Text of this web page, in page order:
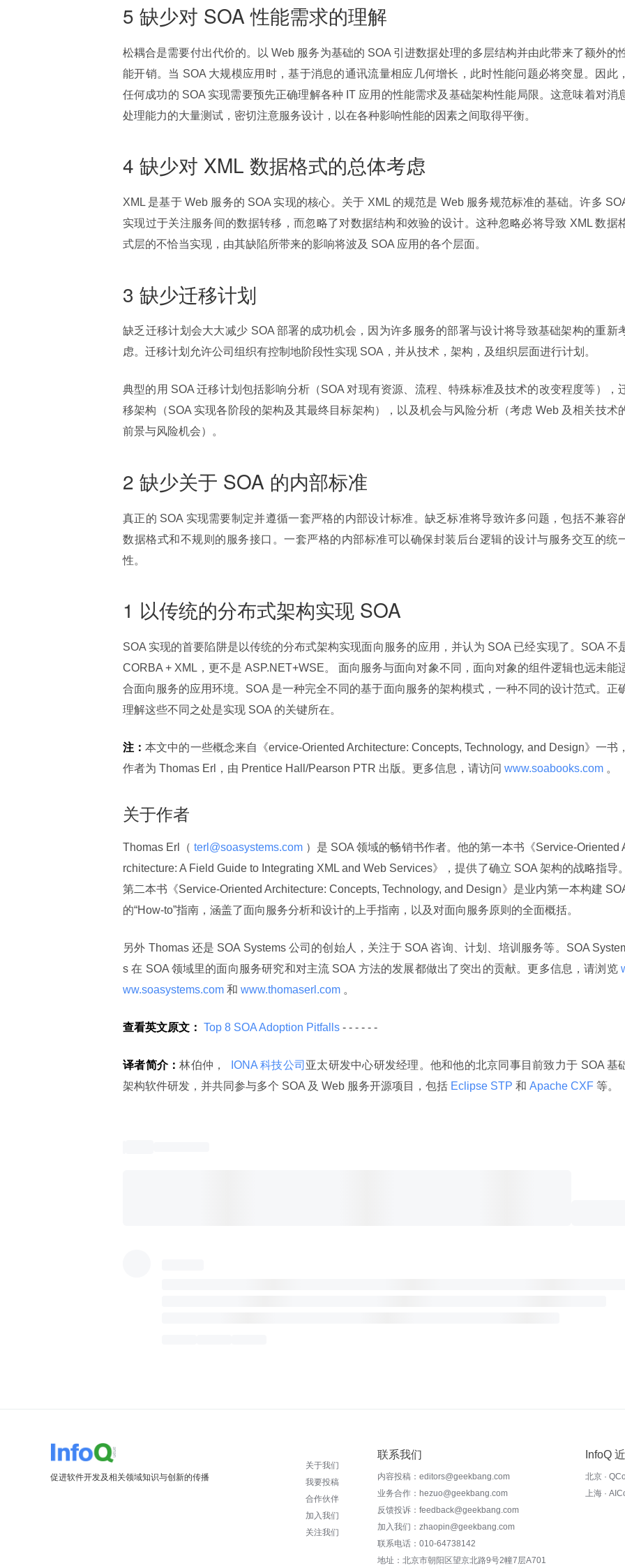
5 缺少对 SOA 性能需求的理解
松耦合是需要付出代价的。以 Web 服务为基础的 SOA 引进数据处理的多层结构并由此带来了额外的
能开销。当 SOA 大规模应用时，基于消息的通讯流量相应几何增长，此时性能问题必将突显。因此，
任何成功的 SOA 实现需要预先正确理解各种 IT 应用的性能需求及基础架构性能局限。这意味着对消
处理能力的大量测试，密切注意服务设计，以在各种影响性能的因素之间取得平衡。
4 缺少对 XML 数据格式的总体考虑
XML 是基于 Web 服务的 SOA 实现的核心。关于 XML 的规范是 Web 服务规范标准的基础。许多
实现过于关注服务间的数据转移，而忽略了对数据结构和效验的设计。这种忽略必将导致 XML 数据
式层的不恰当实现，由其缺陷所带来的影响将波及 SOA 应用的各个层面。
3 缺少迁移计划
缺乏迁移计划会大大减少 SOA 部署的成功机会，因为许多服务的部署与设计将导致基础架构的重新
虑。迁移计划允许公司组织有控制地阶段性实现 SOA，并从技术，架构，及组织层面进行计划。
典型的用 SOA 迁移计划包括影响分析（SOA 对现有资源、流程、特殊标准及技术的改变程度等），
移架构（SOA 实现各阶段的架构及其最终目标架构），以及机会与风险分析（考虑 Web 及相关技术
前景与风险机会）。
2 缺少关于 SOA 的内部标准
真正的 SOA 实现需要制定并遵循一套严格的内部设计标准。缺乏标准将导致许多问题，包括不兼容
数据格式和不规则的服务接口。一套严格的内部标准可以确保封装后台逻辑的设计与服务交互的统
性。
1 以传统的分布式架构实现 SOA
SOA 实现的首要陷阱是以传统的分布式架构实现面向服务的应用，并认为 SOA 已经实现了。SOA 不
CORBA + XML，更不是 ASP.NET+WSE。 面向服务与面向对象不同，面向对象的组件逻辑也远未能
合面向服务的应用环境。SOA 是一种完全不同的基于面向服务的架构模式，一种不同的设计范式。正
理解这些不同之处是实现 SOA 的关键所在。
注：本文中的一些概念来自《ervice-Oriented Architecture: Concepts, Technology, and Design》一书，
作者为 Thomas Erl，由 Prentice Hall/Pearson PTR 出版。更多信息，请访问 www.soabooks.com 。
关于作者
Thomas Erl（ terl@soasystems.com ）是 SOA 领域的畅销书作者。他的第一本书《Service-Oriented
rchitecture: A Field Guide to Integrating XML and Web Services》，提供了确立 SOA 架构的战略指导。
第二本书《Service-Oriented Architecture: Concepts, Technology, and Design》是业内第一本构建
的“How-to”指南，涵盖了面向服务分析和设计的上手指南，以及对面向服务原则的全面概括。
另外 Thomas 还是 SOA Systems 公司的创始人，关注于 SOA 咨询、计划、培训服务等。SOA
s 在 SOA 领域里的面向服务研究和对主流 SOA 方法的发展都做出了突出的贡献。更多信息，请浏览
ww.soasystems.com 和 www.thomaserl.com 。
查看英文原文： Top 8 SOA Adoption Pitfalls - - - - - -
译者简介：林伯仲， IONA 科技公司 亚太研发中心研发经理。他和他的北京同事目前致力于 SOA 基
架构软件研发，并共同参与多个 SOA 及 Web 服务开源项目，包括 Eclipse STP 和 Apache CXF 等。
促进软件开发及相关领域知识与创新的传播
关于我们
我要投稿
合作伙伴
加入我们
关注我们
联系我们
内容投稿：editors@geekbang.com
业务合作：hezuo@geekbang.com
反馈投诉：feedback@geekbang.com
加入我们：zhaopin@geekbang.com
联系电话：010-64738142
地址：北京市朝阳区望京北路9号2幢7层A701
InfoQ
北京 ·
上海 ·